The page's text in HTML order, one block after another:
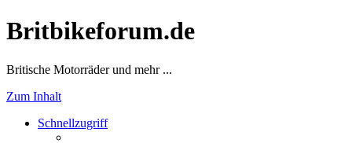
Britbikeforum.de
Britische Motorräder und mehr ...
Zum Inhalt
Schnellzugriff